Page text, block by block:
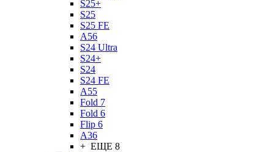
S25+
S25
S25 FE
A56
S24 Ultra
S24+
S24
S24 FE
A55
Fold 7
Fold 6
Flip 6
A36
+ ЕЩЕ 8